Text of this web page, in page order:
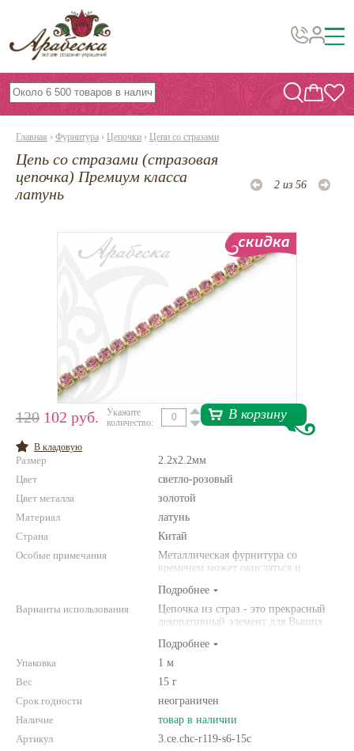
Бусины, подвески, декор
Бисер
Фурнитура
Проволока
Инструменты и материалы
Эпоксидная смола
Шнуры, ленты, нитки
По темам и сезонам
Бисер TOHO
Нетемнеющая фурнитура
Всё для вышивки
Натуральные камни
Фотофорум
Главная › Фурнитура › Цепочки › Цепи со стразами
Цепь со стразами (стразовая
цепочка) Премиум класса
латунь
2 из 56
120 102 руб.
Укажите
количество:
В корзину
В кладовую
Размер
2.2х2.2мм
Цвет
светло-розовый
Цвет металла
золотой
Материал
латунь
Страна
Китай
Особые примечания
Металлическая фурнитура со
временем может окисляться и
фурнитуры с покрытием. Чтобы
избежать этого, Вы можете покрыть
готовое украшение защитным лаком
Подробнее
Варианты использования
Цепочка из страз - это прекрасный
декоративный элемент для Выших
ли Вы бисером или сутажом,
цепочка со стразами поможет
украшению праздничного блеска и
сияния!
Подробнее
Упаковка
1 м
Вес
15 г
Срок годности
неограничен
Наличие
товар в наличии
Артикул
3.ce.chc-r119-s6-15c